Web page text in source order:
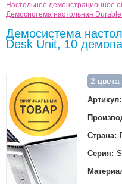
Настольное демонстрационное
Демосистема настольная
Демосистема
Desk Unit, 10
2 цвета
Артикул:
Страна:
Серия: